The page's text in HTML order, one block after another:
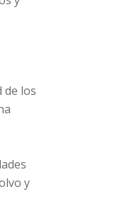
de los
y